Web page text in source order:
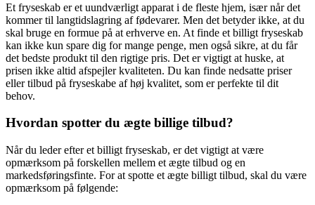
Et fryseskab er et uundværligt apparat i de fleste hjem, især når det
kommer til langtidslagring af fødevarer. Men det betyder ikke, at du
skal bruge en formue på at erhverve en. At finde et billigt fryseskab
kan ikke kun spare dig for mange penge, men også sikre, at du får
det bedste produkt til den rigtige pris. Det er vigtigt at huske, at
prisen ikke altid afspejler kvaliteten. Du kan finde nedsatte priser
eller tilbud på fryseskabe af høj kvalitet, som er perfekte til dit
behov.
Hvordan spotter du ægte billige tilbud?
Når du leder efter et billigt fryseskab, er det vigtigt at være
opmærksom på forskellen mellem et ægte tilbud og en
markedsføringsfinte. For at spotte et ægte billigt tilbud, skal du være
opmærksom på følgende: